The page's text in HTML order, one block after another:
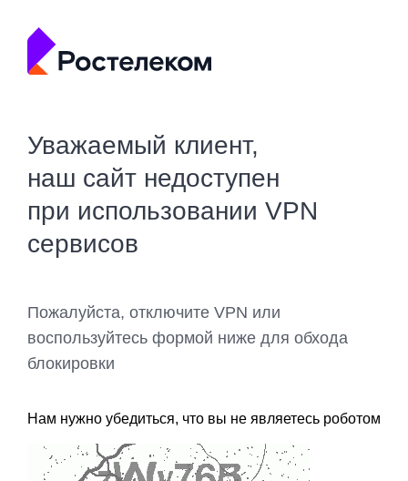
Уважаемый клиент,
наш сайт недоступен
при использовании VPN
сервисов
Пожалуйста, отключите VPN или
воспользуйтесь формой ниже для обхода
блокировки
Нам нужно убедиться, что вы не являетесь роботом